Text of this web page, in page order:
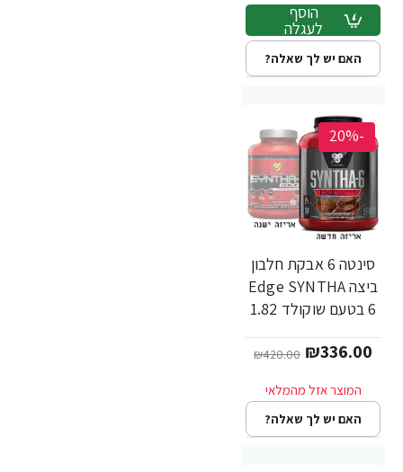
הוסף
לעגלה
האם יש לך שאלה?
-20%
סינטה 6 אבקת חלבון
ביצה Edge SYNTHA
6 בטעם שוקולד 1.82
₪336.00
₪420.00
האם יש לך שאלה?